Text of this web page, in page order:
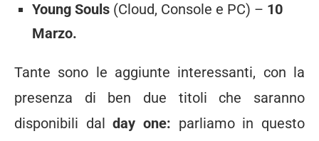
Young Souls (Cloud, Console e PC) – 10
Marzo.
Tante sono le aggiunte interessanti, con la
presenza di ben due titoli che saranno
disponibili dalday one: parliamo in questo